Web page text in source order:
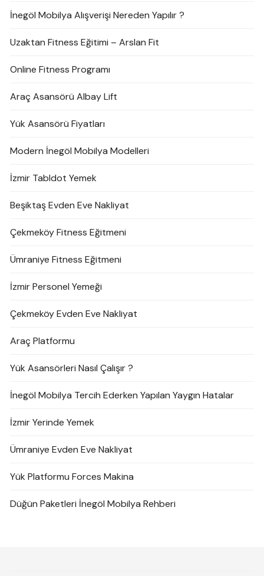
İnegöl Mobilya Alışverişi Nereden Yapılır ?
Uzaktan Fitness Eğitimi – Arslan Fit
Online Fitness Programı
Araç Asansörü Albay Lift
Yük Asansörü Fiyatları
Modern İnegöl Mobilya Modelleri
İzmir Tabldot Yemek
Beşiktaş Evden Eve Nakliyat
Çekmeköy Fitness Eğitmeni
Ümraniye Fitness Eğitmeni
İzmir Personel Yemeği
Çekmeköy Evden Eve Nakliyat
Araç Platformu
Yük Asansörleri Nasıl Çalışır ?
İnegöl Mobilya Tercih Ederken Yapılan Yaygın Hatalar
İzmir Yerinde Yemek
Ümraniye Evden Eve Nakliyat
Yük Platformu Forces Makina
Düğün Paketleri İnegöl Mobilya Rehberi